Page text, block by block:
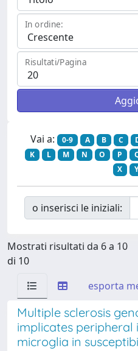
In ordine:
Risultati/Pagina
Vai a: 0-9 A B C
K
L M N O P
X
Y
o inserisci le iniziali:
Mostrati risultati da 6 a 10
di 10
esporta
Multiple sclerosis
implicates peripheral
microglia in